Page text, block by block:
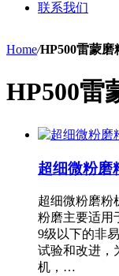
联系我们
Home/HP500雷蒙磨
HP500雷
超细微粉磨
超细微粉磨粉
粉磨主要适用
9级以下的非
试验和改进，
机，…